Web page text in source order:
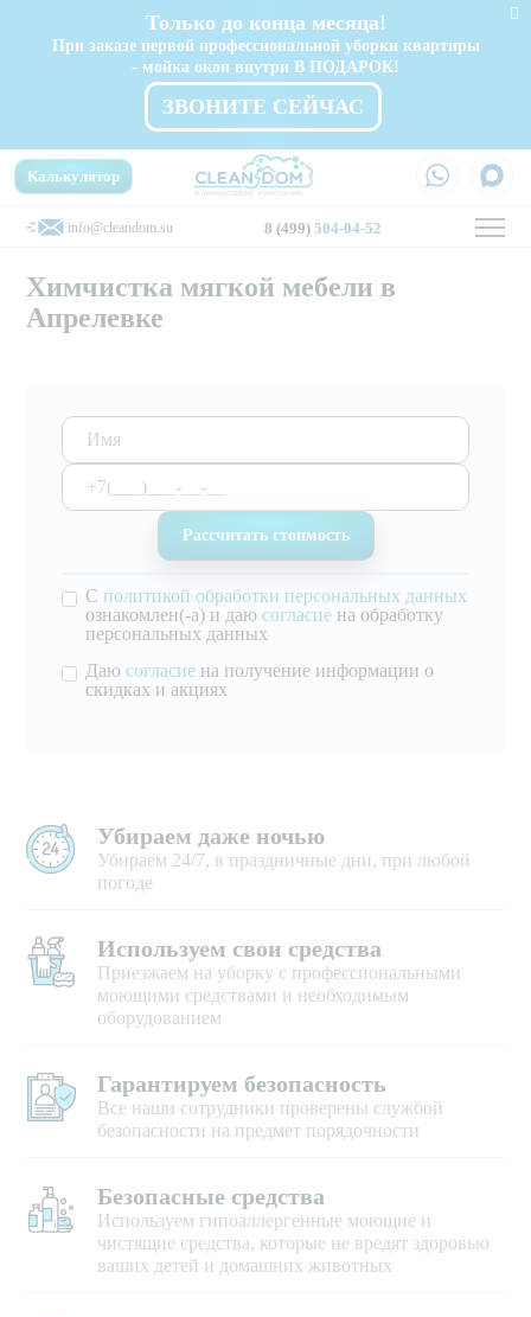
Только до конца месяца!
При заказе первой профессиональной уборки квартиры
- мойка окон внутри В ПОДАРОК!
ЗВОНИТЕ СЕЙЧАС
info@cleandom.su 8 (499) 504-04-52
Калькулятор
Химчистка мягкой мебели в
Апрелевке
С политикой обработки персональных данных
ознакомлен(-а) и даю согласие на обработку
персональных данных
Даю согласие на получение информации о
скидках и акциях
Убираем даже ночью
Убираем 24/7, в праздничные дни, при любой
погоде
Используем свои средства
Приезжаем на уборку с профессиональными
моющими средствами и необходимым
оборудованием
Гарантируем безопасность
Все наши сотрудники проверены службой
безопасности на предмет порядочности
Безопасные средства
Используем гипоаллергенные моющие и
чистящие средства, которые не вредят здоровью
ваших детей и домашних животных